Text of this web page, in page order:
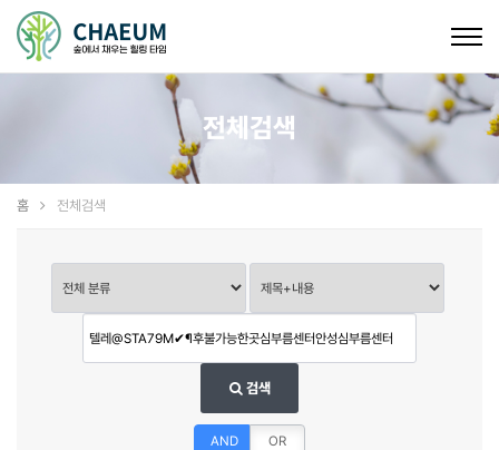
전체검색
홈 전체검색
검색
AND OR